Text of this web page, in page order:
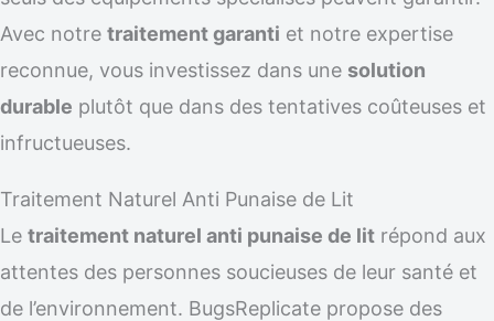
Avec notre traitement garanti et notre expertise
reconnue, vous investissez dans une solution
durable plutôt que dans des tentatives coûteuses et
infructueuses.
Traitement Naturel Anti Punaise de Lit
Le traitement naturel anti punaise de lit répond aux
attentes des personnes soucieuses de leur santé et
de l’environnement. BugsReplicate propose des